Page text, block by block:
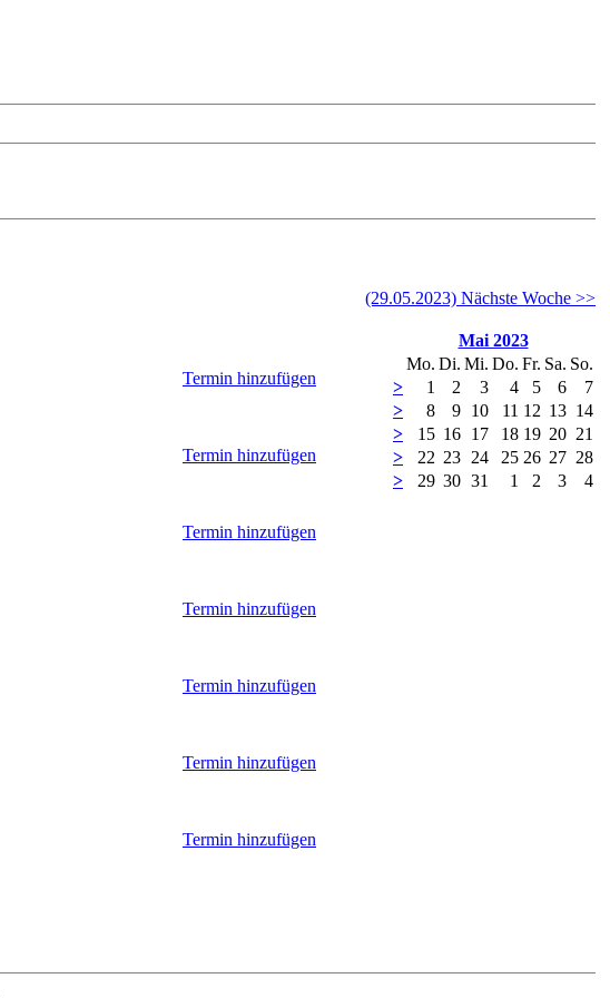
(29.05.2023) Nächste Woche >>
Termin hinzufügen
Termin hinzufügen
Termin hinzufügen
Termin hinzufügen
Termin hinzufügen
Termin hinzufügen
Termin hinzufügen
Mai 2023
Mo. Di. Mi. Do. Fr. Sa. So.
>
1 2 3 4 5 6
7
>
8 9 10 11 12 13 14
>
15 16 17 18 19 20 21
>
22 23 24 25 26 27 28
>
29 30 31 1 2 3 4